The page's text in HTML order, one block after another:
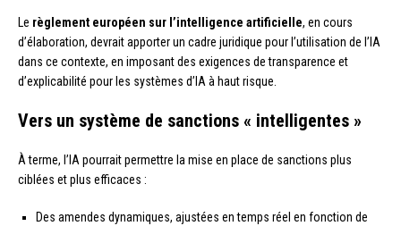
Le règlement européen sur l’intelligence artificielle, en cours
d’élaboration, devrait apporter un cadre juridique pour l’utilisation de l’IA
dans ce contexte, en imposant des exigences de transparence et
d’explicabilité pour les systèmes d’IA à haut risque.
Vers un système de sanctions « intelligentes »
À terme, l’IA pourrait permettre la mise en place de sanctions plus
ciblées et plus efficaces :
Des amendes dynamiques, ajustées en temps réel en fonction de